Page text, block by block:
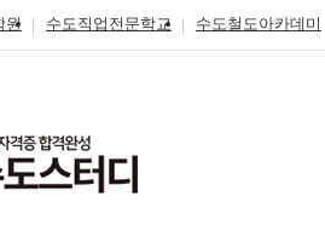
원 수도직업전문학교 수도철도아카데미